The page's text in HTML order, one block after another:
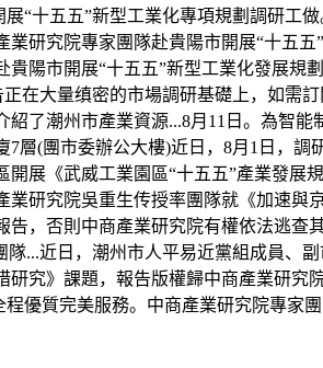
“十五五”新型工業化專項規劃調研工
研究院專家團隊赴貴陽市開展“十五
陽市開展“十五五”新型工業化發展
在大量缜密的市場調研基礎上，如需
了潮州市產業資源...8月11日。為智
層(團市委辦公大樓)近日，8月1日，
展《武威工業園區“十五五”產業發展
研究院吳重生传授率團隊就《加速
，否則中商產業研究院有權依法逃
...近日，潮州市人平易近黨組成員、
究》課題，報告版權歸中商產業研
優質完美服務。中商產業研究院專家